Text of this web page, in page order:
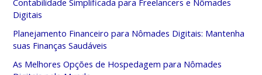
Digitais
Planejamento Financeiro para Nômades Digitais: Mantenha
suas Finanças Saudáveis
As Melhores Opções de Hospedagem para Nômades